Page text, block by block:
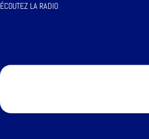
ÉCOUTEZ LA RADIO